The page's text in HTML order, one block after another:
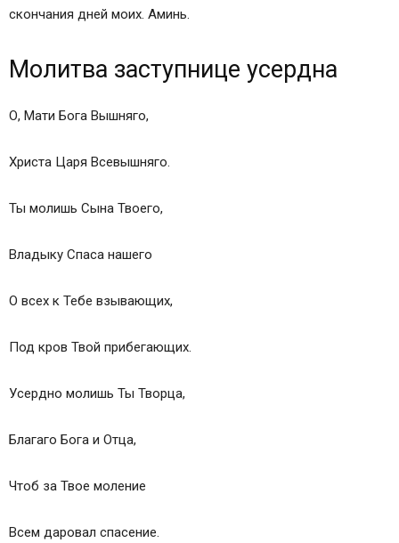
скончания дней моих. Аминь.
Молитва заступнице усердна
О, Мати Бога Вышняго,
Христа Царя Всевышняго.
Ты молишь Сына Твоего,
Владыку Спаса нашего
О всех к Тебе взывающих,
Под кров Твой прибегающих.
Усердно молишь Ты Творца,
Благаго Бога и Отца,
Чтоб за Твое моление
Всем даровал спасение.